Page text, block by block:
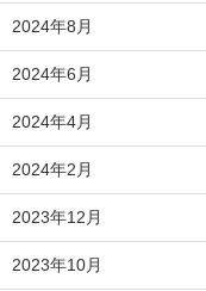
2024年8月
2024年6月
2024年4月
2024年2月
2023年12月
2023年10月